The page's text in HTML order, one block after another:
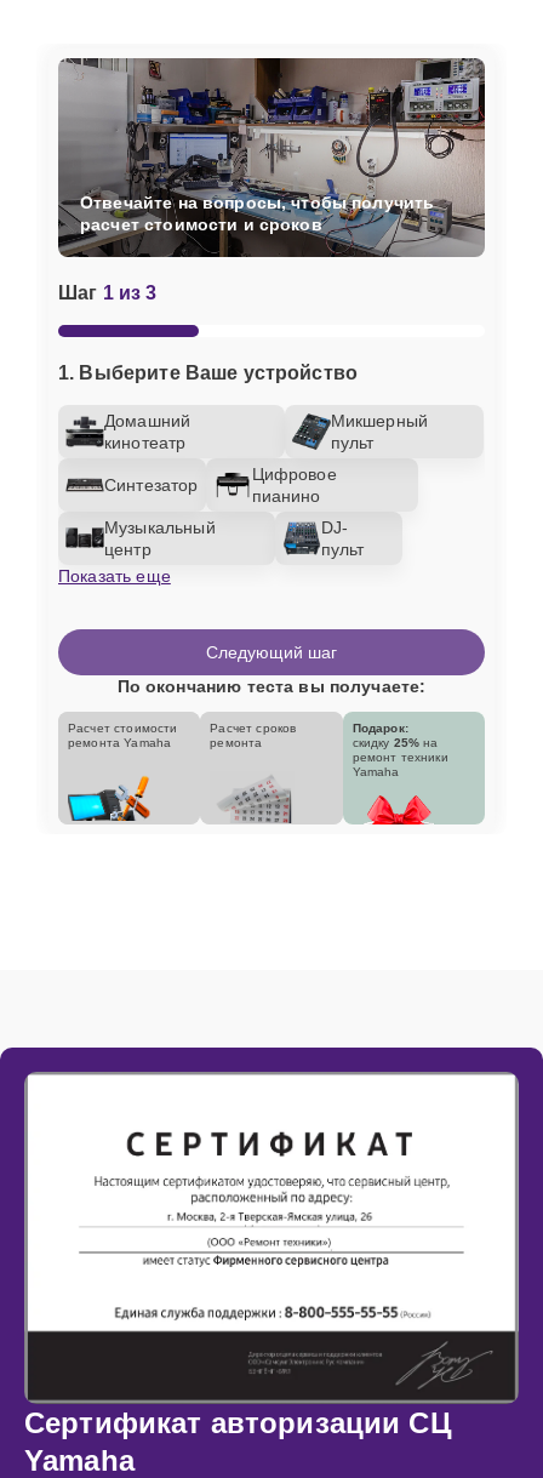
Шаг 1 из 3
1. Выберите Ваше устройство
Домашний
кинотеатр
Микшерный
пульт
Синтезатор
Цифровое
пианино
Музыкальный
центр
DJ-
пульт
Показать еще
Отвечайте на вопросы, чтобы получить
расчет стоимости и сроков
Следующий шаг
По окончанию теста вы получаете:
Расчет стоимости
ремонта Yamaha
Расчет сроков
ремонта
Подарок:
скидку 25% на
ремонт техники
Yamaha
Сертификат авторизации СЦ
Yamaha